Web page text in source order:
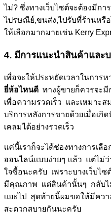
ไม่? ซึ่งทางเว็บไซต์จะต้องมีกา
ไปรษณีย์,ขนส่ง,ไปรับที่ร้านหรื
ให้เลือกมากมายเช่น Kerry
4. มีการแนะนำสินค้าและ
เพื่อจะให้ประหยัดเวลาในการ
ยี่ห้อไหนดี ทางผู้ขายก็ควรจะมี
เพื่อความรวดเร็ว และเหมาะ
บริการหลังการขายด้วยเมื่อเ
เคลมได้อย่างรวดเร็ว
แค่นี้เราก็จะได้ช่องทางการเลือ
ออนไลน์แบบง่ายๆ แล้ว แต่ไม่
ใจซื้อนะครับ เพราะบางเว็บไ
มีคุณภาพ แต่สินค้านั้นๆ กลับไม่
แยะไป สุดท้ายนี้ผมขอให้มีคว
สะดวกสบายกันนะครับ